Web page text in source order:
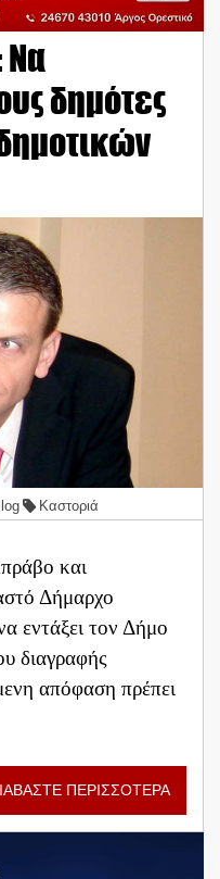
Να
δημότες
Καστοριά
και
Δήμαρχο
εντάξει τον Δήμο
διαγραφής
απόφαση πρέπει
ΠΕΡΙΣΣΟΤΕΡΑ